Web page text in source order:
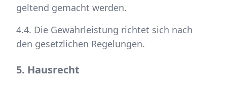
geltend gemacht werden.
4.4. Die Gewährleistung richtet sich nach
den gesetzlichen Regelungen.
5. Hausrecht